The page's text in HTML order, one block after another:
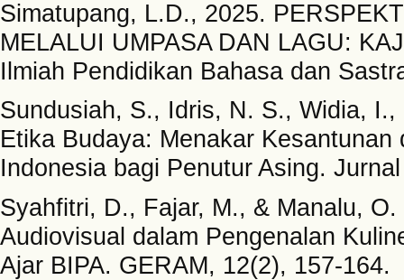
Simatupang, L.D., 2025.
MELALUI UMPASA DAN LAGU:
Ilmiah Pendidikan Bahasa dan
Sundusiah, S., Idris, N. S., Widia,
Etika Budaya: Menakar
Indonesia bagi Penutur Asing.
Syahfitri, D., Fajar, M., & Manalu,
Audiovisual dalam Pengenalan
Ajar BIPA. GERAM, 12(2), 157-164.